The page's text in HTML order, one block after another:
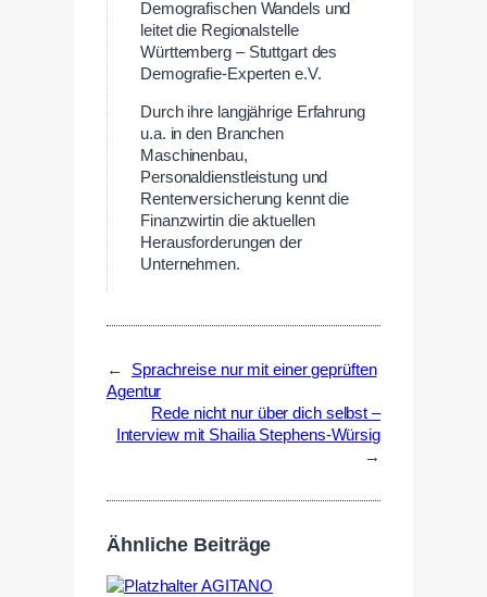
Demografischen Wandels und
leitet die Regionalstelle
Württemberg – Stuttgart des
Demografie-Experten e.V.
Durch ihre langjährige Erfahrung
u.a. in den Branchen
Maschinenbau,
Personaldienstleistung und
Rentenversicherung kennt die
Finanzwirtin die aktuellen
Herausforderungen der
Unternehmen.
←
Sprachreise nur mit einer geprüften
Agentur
Rede nicht nur über dich selbst –
Interview mit Shailia Stephens-Würsig
→
Ähnliche Beiträge